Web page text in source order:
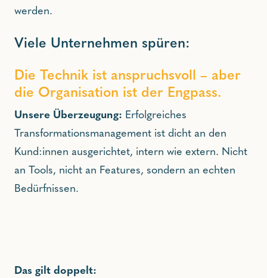
werden.
Viele Unternehmen spüren:
Die Technik ist anspruchsvoll – aber
die Organisation ist der Engpass.
Unsere Überzeugung: Erfolgreiches
Transformationsmanagement ist dicht an den
Kund:innen ausgerichtet, intern wie extern. Nicht
an Tools, nicht an Features, sondern an echten
Bedürfnissen.
Das gilt doppelt: